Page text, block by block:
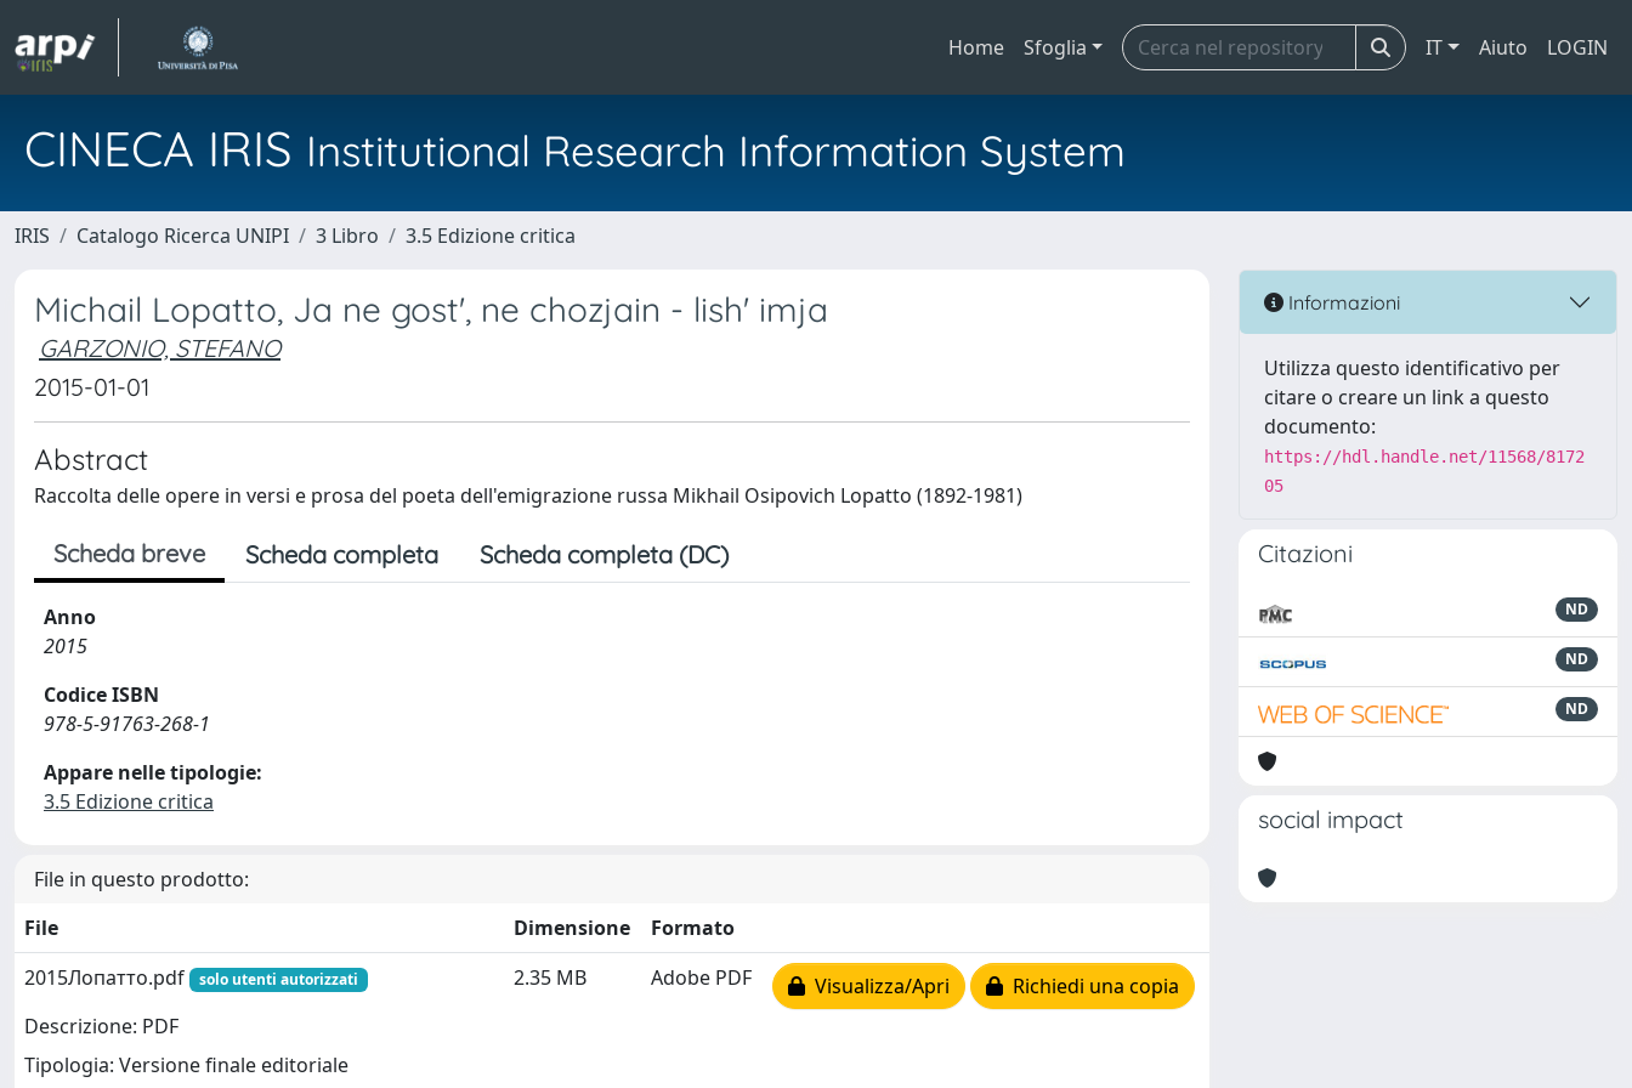
Home Sfoglia IT Aiuto LOGIN
CINECA IRIS Institutional Research Information System
IRIS Catalogo Ricerca UNIPI 3 Libro 3.5 Edizione critica
Michail Lopatto, Ja ne gost', ne chozjain - lish' imja
GARZONIO, STEFANO
2015-01-01
Abstract
Raccolta delle opere in versi e prosa del poeta dell'emigrazione russa Mikhail Osipovich Lopatto (1892-1981)
Scheda breve Scheda completa Scheda completa (DC)
Anno
2015
Codice ISBN
978-5-91763-268-1
Appare nelle tipologie:
3.5 Edizione critica
File in questo prodotto:
File
Dimensione
Formato
2015Лопатто.pdf
solo utenti autorizzati
Descrizione: PDF
Tipologia: Versione finale editoriale
2.35 MB Adobe PDF Visualizza/Apri Richiedi una copia
Informazioni
Utilizza questo identificativo per
citare o creare un link a questo
documento:
https://hdl.handle.net/11568/8172
05
Citazioni
ND
ND
ND
social impact